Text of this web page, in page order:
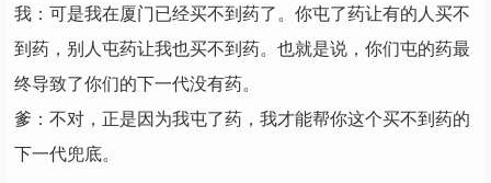
我：可是我在厦门已经买不到药了。你屯了药让有的人买不
到药，别人屯药让我也买不到药。也就是说，你们屯的药最
终导致了你们的下一代没有药。
爹：不对，正是因为我屯了药，我才能帮你这个买不到药的
下一代兜底。